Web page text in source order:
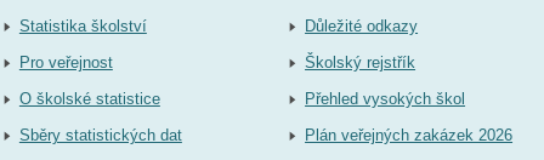
Statistika školství
Pro veřejnost
O školské statistice
Sběry statistických dat
Důležité odkazy
Školský rejstřík
Přehled vysokých škol
Plán veřejných zakázek 2026